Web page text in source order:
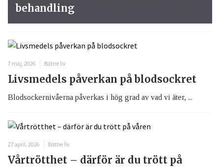
behandling
7 maj, 2026 Bättre liv
Livsmedels påverkan på blodsockret
Blodsockernivåerna påverkas i hög grad av vad vi äter, ...
27 april, 2026 Bättre liv
Vårtrötthet – därför är du trött på